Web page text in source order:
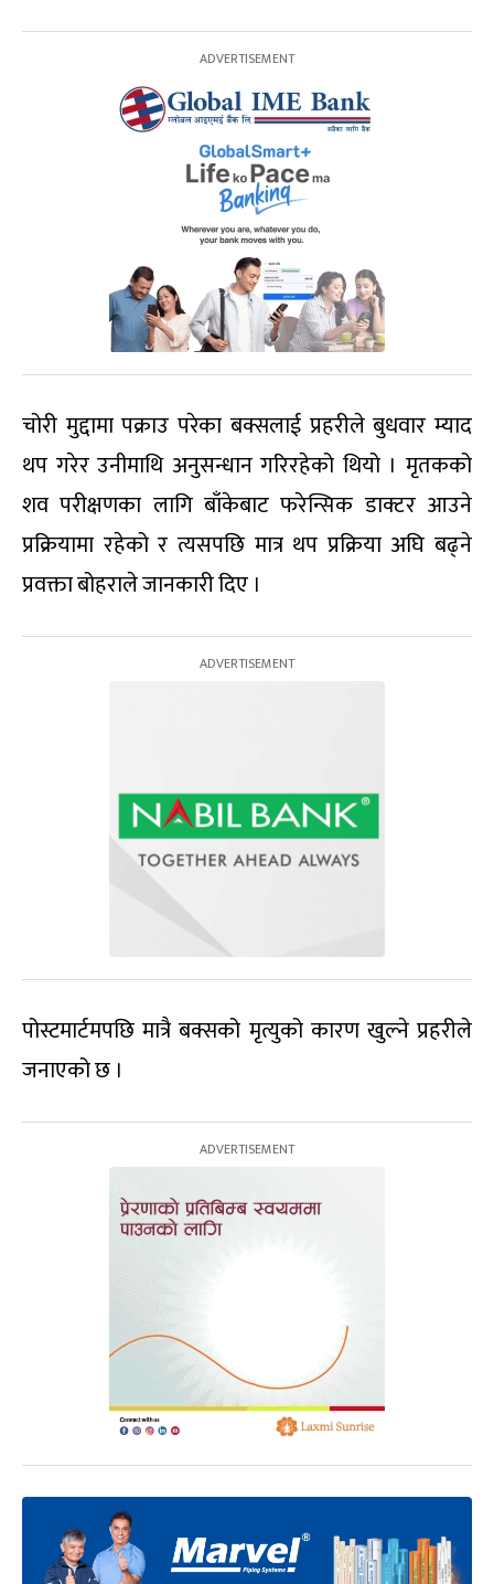
चोरी मुद्दामा पक्राउ परेका बक्सलाई प्रहरीले बुधवार म्याद
थप गरेर उनीमाथि अनुसन्धान गरिरहेको थियो । मृतकको
शव परीक्षण‎का लागि बाँकेबाट फरेन्सिक डाक्टर आउने
प्रक्रियामा रहेको र त्यसपछि मात्र थप प्रक्रिया अघि बढ्ने
प्रवक्ता बोहराले जानकारी दिए ।
पोस्टमार्टमपछि मात्रै बक्सको मृत्युको कारण खुल्ने प्रहरीले
जनाएको छ ।